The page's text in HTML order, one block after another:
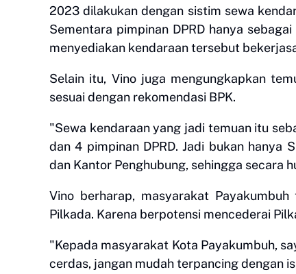
2023 dilakukan dengan sistim sewa
Sementara pimpinan DPRD hanya
menyediakan kendaraan tersebut
Selain itu, Vino juga mengungkapkan
sesuai dengan rekomendasi BPK.
"Sewa kendaraan yang jadi temuan itu
dan 4 pimpinan DPRD. Jadi bukan hanya
dan Kantor Penghubung, sehingga secara
Vino berharap, masyarakat
Pilkada. Karena berpotensi mencederai
"Kepada masyarakat Kota Payakumbuh,
cerdas, jangan mudah terpancing dengan